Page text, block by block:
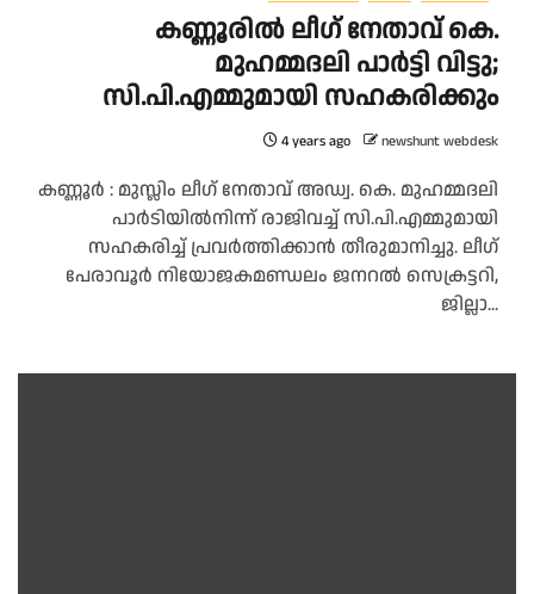
കണ്ണൂരില്‍ ലീഗ് നേതാവ് കെ.
മുഹമ്മദലി പാര്‍ട്ടി വിട്ടു;
സി.പി.എമ്മുമായി സഹകരിക്കും
4 years ago newshunt webdesk
കണ്ണൂര്‍ : മുസ്ലിം ലീഗ് നേതാവ് അഡ്വ. കെ. മുഹമ്മദലി
പാര്‍ടിയില്‍നിന്ന് രാജിവച്ച് സി.പി.എമ്മുമായി
സഹകരിച്ച് പ്രവര്‍ത്തിക്കാന്‍ തീരുമാനിച്ചു. ലീഗ്
പേരാവൂര്‍ നിയോജകമണ്ഡലം ജനറല്‍ സെക്രട്ടറി,
ജില്ലാ...